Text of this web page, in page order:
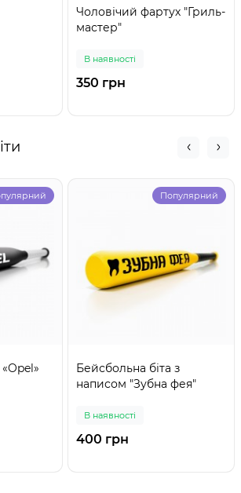
Чоловічий фартух "Гриль-
мастер"
В наявності
350 грн
Популярний
Бейсбольна біта з
написом "Зубна фея"
В наявності
400 грн